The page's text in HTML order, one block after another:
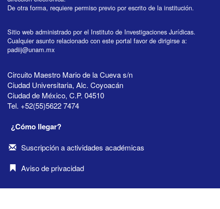
De otra forma, requiere permiso previo por escrito de la institución.
Sitio web administrado por el Instituto de Investigaciones Jurídicas.
Cualquier asunto relacionado con este portal favor de dirigirse a:
padiij@unam.mx
Circuito Maestro Mario de la Cueva s/n
Ciudad Universitaria, Alc. Coyoacán
Ciudad de México, C.P. 04510
Tel. +52(55)5622 7474
¿Cómo llegar?
Suscripción a actividades académicas
Aviso de privacidad